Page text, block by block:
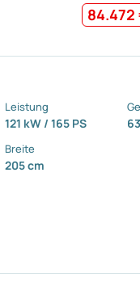
84.472
Leistung
121 kW / 165 PS
Breite
205 cm